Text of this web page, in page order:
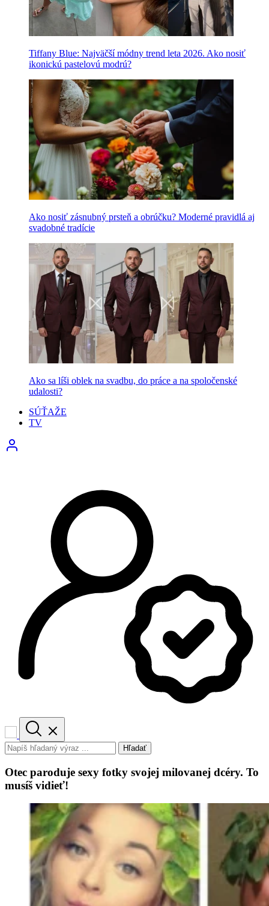
Tiffany Blue: Najväčší módny trend leta 2026. Ako nosiť
ikonickú pastelovú modrú?
Ako nosiť zásnubný prsteň a obrúčku? Moderné pravidlá aj
svadobné tradície
Ako sa líši oblek na svadbu, do práce a na spoločenské
udalosti?
SÚŤAŽE
TV
Hľadať
Otec paroduje sexy fotky svojej milovanej dcéry. To
musíš vidieť!